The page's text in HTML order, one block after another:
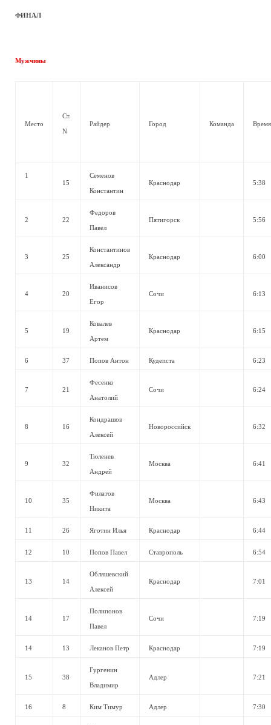
ФИНАЛ
Мужчины
Место
Ст.
N
Райдер Город Команда Время
1
15
Семенов
Константин
Краснодар 5:38
2 22
Федоров
Павел
Пятигорск 5:56
3 25
Константинов
Александр
Краснодар 6:00
4 20
Иванисов
Егор
Сочи 6:13
5 19
Ковалев
Артем
Краснодар 6:15
6 37 Попов Антон Кудепста 6:23
7 21
Фесенко
Анатолий
Сочи 6:24
8 16
Кондрашов
Алексей
Новороссийск 6:32
9 32
Тюленев
Андрей
Москва 6:41
10 35
Филатов
Никита
Москва 6:43
11 26 Яготин Илья Краснодар 6:44
12 10 Попов Павел Ставрополь 6:54
13 14
Обляшевский
Алексей
Краснодар 7:01
14 17
Полипонов
Павел
Сочи 7:19
14 13 Леканов Петр Краснодар 7:19
15 38
Гургенин
Владимир
Адлер 7:21
16 8 Ким Тимур Адлер 7:30